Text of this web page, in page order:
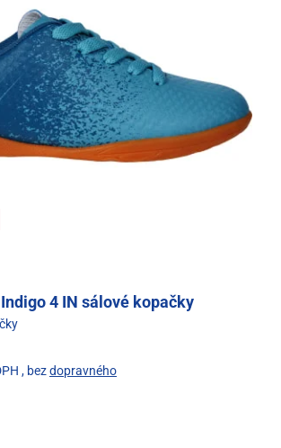
Indigo 4 IN sálové kopačky
, bezdopravného